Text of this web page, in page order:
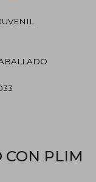
CON PLIM